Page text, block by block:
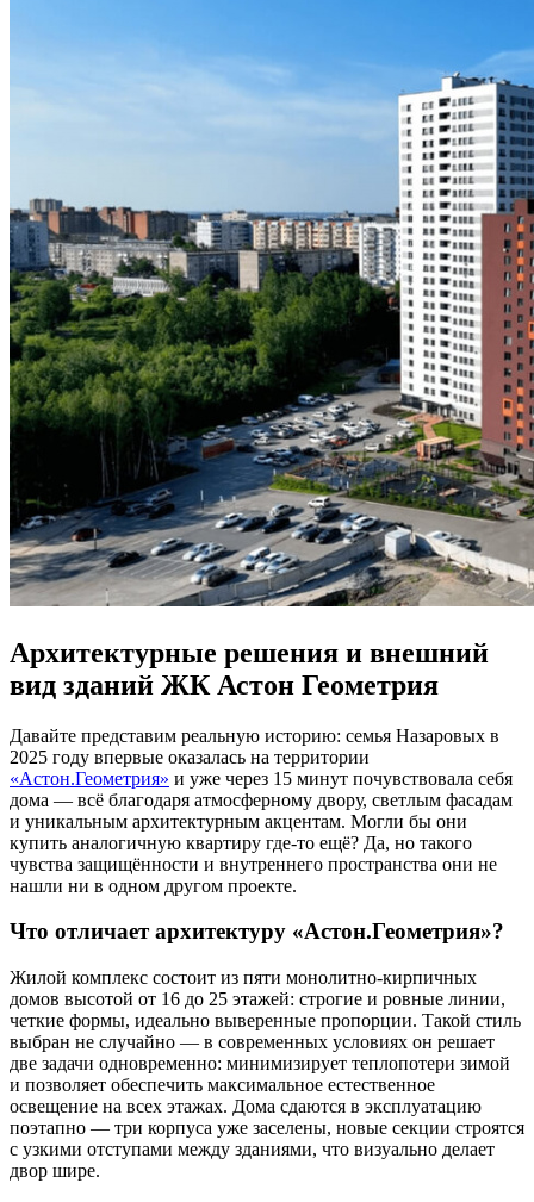
Архитектурные решения и внешний
вид зданий ЖК Астон Геометрия
Давайте представим реальную историю: семья Назаровых в
2025 году впервые оказалась на территории
«Астон.Геометрия» и уже через 15 минут почувствовала себя
дома — всё благодаря атмосферному двору, светлым фасадам
и уникальным архитектурным акцентам. Могли бы они
купить аналогичную квартиру где-то ещё? Да, но такого
чувства защищённости и внутреннего пространства они не
нашли ни в одном другом проекте.
Что отличает архитектуру «Астон.Геометрия»?
Жилой комплекс состоит из пяти монолитно-кирпичных
домов высотой от 16 до 25 этажей: строгие и ровные линии,
четкие формы, идеально выверенные пропорции. Такой стиль
выбран не случайно — в современных условиях он решает
две задачи одновременно: минимизирует теплопотери зимой
и позволяет обеспечить максимальное естественное
освещение на всех этажах. Дома сдаются в эксплуатацию
поэтапно — три корпуса уже заселены, новые секции строятся
с узкими отступами между зданиями, что визуально делает
двор шире.